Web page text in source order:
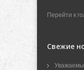
Перейти к
Свежие